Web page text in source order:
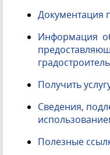
Документация
Информация
Получить
Сведения,
Полезные